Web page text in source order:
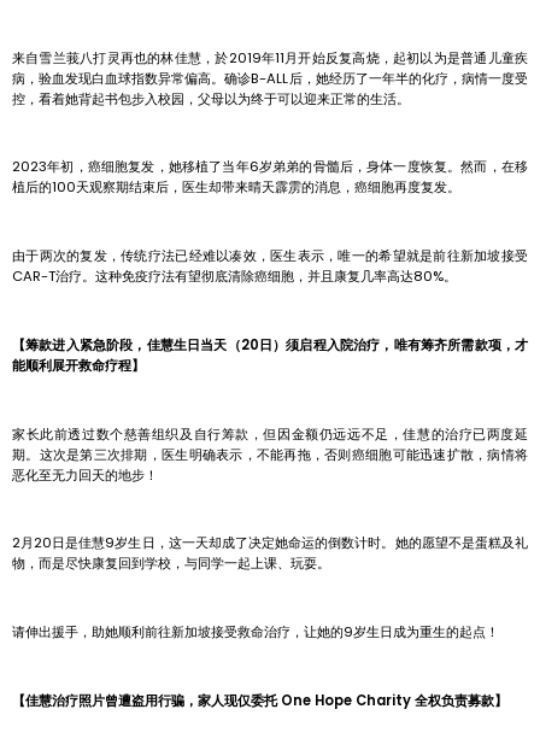
来自雪兰莪八打灵再也的林佳慧，於2019年11月开始反复高烧，起初以为是普通儿童疾
病，验血发现白血球指数异常偏高。确诊B-ALL后，她经历了一年半的化疗，病情一度受
控，看着她背起书包步入校园，父母以为终于可以迎来正常的生活。
2023年初，癌细胞复发，她移植了当年6岁弟弟的骨髓后，身体一度恢复。然而，在移
植后的100天观察期结束后，医生却带来晴天霹雳的消息，癌细胞再度复发。
由于两次的复发，传统疗法已经难以凑效，医生表示，唯一的希望就是前往新加坡接受
CAR-T治疗。这种免疫疗法有望彻底清除癌细胞，并且康复几率高达80%。
【筹款进入紧急阶段，佳慧生日当天（20日）须启程入院治疗，唯有筹齐所需款项，才
能顺利展开救命疗程】
家长此前透过数个慈善组织及自行筹款，但因金额仍远远不足，佳慧的治疗已两度延
期。这次是第三次排期，医生明确表示，不能再拖，否则癌细胞可能迅速扩散，病情将
恶化至无力回天的地步！
2月20日是佳慧9岁生日，这一天却成了决定她命运的倒数计时。她的愿望不是蛋糕及礼
物，而是尽快康复回到学校，与同学一起上课、玩耍。
请伸出援手，助她顺利前往新加坡接受救命治疗，让她的9岁生日成为重生的起点！
【佳慧治疗照片曾遭盗用行骗，家人现仅委托 One Hope Charity 全权负责募款】